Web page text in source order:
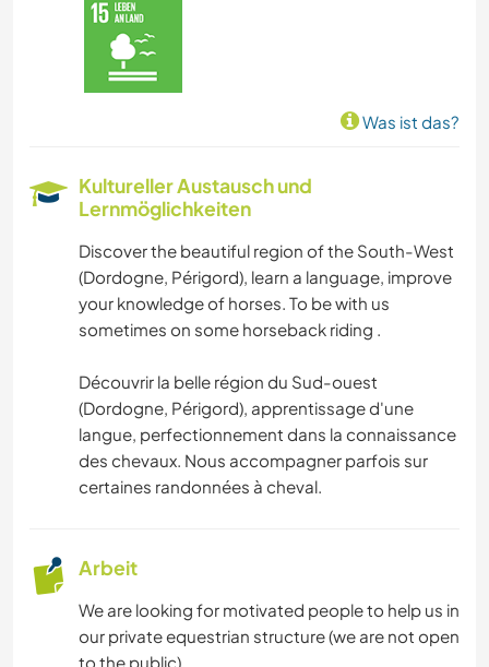
Was ist das?
Kultureller Austausch und
Lernmöglichkeiten
Discover the beautiful region of the South-West
(Dordogne, Périgord), learn a language, improve
your knowledge of horses. To be with us
sometimes on some horseback riding .
Découvrir la belle région du Sud-ouest
(Dordogne, Périgord), apprentissage d'une
langue, perfectionnement dans la connaissance
des chevaux. Nous accompagner parfois sur
certaines randonnées à cheval.
Arbeit
We are looking for motivated people to help us in
our private equestrian structure (we are not open
to the public).